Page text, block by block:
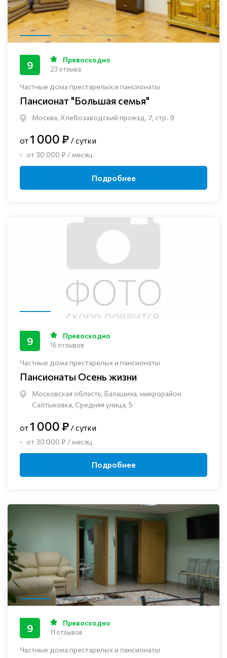
Частные дома престарелых и пансионаты
Пансионат "Большая семья"
Москва, Хлебозаводский проезд, 7, стр. 9
9 Превосходно
23 отзыва
от1 000 ₽ / сутки
от 30 000 ₽ / месяц
Подробнее
Частные дома престарелых и пансионаты
Пансионаты Осень жизни
Московская область, Балашиха, микрорайон
Салтыковка, Средняя улица, 5
9 Превосходно
16 отзывов
от1 000 ₽ / сутки
от 30 000 ₽ / месяц
Подробнее
Частные дома престарелых и пансионаты
9 Превосходно
11 отзывов